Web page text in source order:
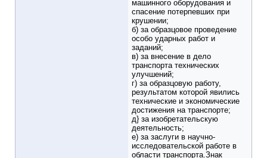
машинного оборудования и
спасение потерпевших при
крушении;
б) за образцовое проведение
особо ударных работ и
заданий;
в) за внесение в дело
транспорта технических
улучшений;
г) за образцовую работу,
результатом которой явились
технические и экономические
достижения на транспорте;
д} за изобретательскую
деятельность;
е) за заслуги в научно-
исследовательской работе в
области транспорта.Знак